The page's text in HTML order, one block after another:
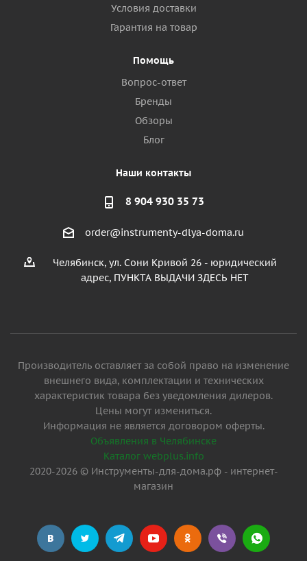
Условия доставки
Гарантия на товар
Помощь
Вопрос-ответ
Бренды
Обзоры
Блог
Наши контакты
8 904 930 35 73
order@instrumenty-dlya-doma.ru
Челябинск, ул. Сони Кривой 26 - юридический
адрес, ПУНКТА ВЫДАЧИ ЗДЕСЬ НЕТ
Производитель оставляет за собой право на изменение
внешнего вида, комплектации и технических
характеристик товара без уведомления дилеров.
Цены могут измениться.
Информация не является договором оферты.
Объявления в Челябинске
Каталог webplus.info
2020-2026 © Инструменты-для-дома.рф - интернет-
магазин